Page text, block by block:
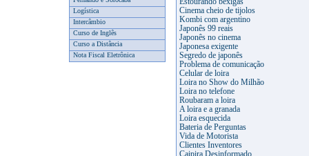
Logística
Intercâmbio
Curso de Inglês
Curso a Distância
Nota Fiscal Eletrônica
Cinema cheio de tijolos
Kombi com argentino
Japonês 99 reais
Japonês no cinema
Japonesa exigente
Segredo de japonês
Problema de comunicação
Celular de loira
Loira no Show do Milhão
Loira no telefone
Roubaram a loira
A loira e a granada
Loira esquecida
Bateria de Perguntas
Vida de Motorista
Clientes Inventores